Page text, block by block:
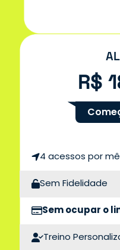
R$
4 acessos por
Sem Fidelidade
Sem ocupar o
Treino